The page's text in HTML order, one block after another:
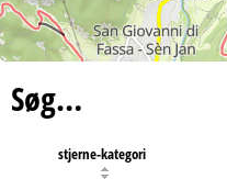
Søg…
stjerne-kategori